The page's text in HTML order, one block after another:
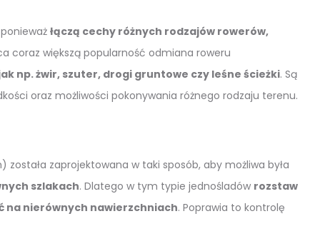
łączą cechy różnych rodzajów rowerów,
coraz większą popularność odmiana roweru
np. żwir, szuter, drogi gruntowe czy leśne ścieżki. Są
oraz możliwości pokonywania różnego rodzaju terenu.
zaprojektowana w taki sposób, aby możliwa była
szlakach. Dlatego w tym typie jednośladów rozstaw
na nierównych nawierzchniach. Poprawia to kontrolę